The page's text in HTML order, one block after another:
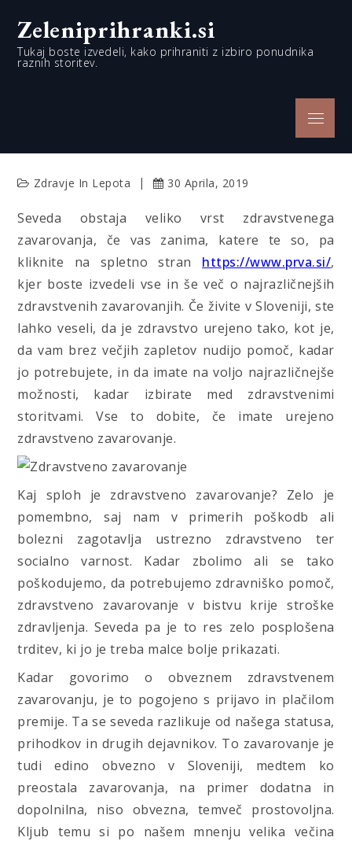
content
Zeleniprihranki.si
Tukaj boste izvedeli, kako prihraniti z izbiro ponudnika
raznih storitev.
Menu
Zdravje In Lepota 30 Aprila, 2019
Seveda obstaja veliko vrst zdravstvenega
zavarovanja, če vas zanima, katere te so, pa
kliknite na spletno stran https://www.prva.si/,
kjer boste izvedeli vse in še več o najrazličnejših
zdravstvenih zavarovanjih. Če živite v Sloveniji, ste
lahko veseli, da je zdravstvo urejeno tako, kot je,
da vam brez večjih zapletov nudijo pomoč, kadar
jo potrebujete, in da imate na voljo najrazličnejše
možnosti, kadar izbirate med zdravstvenimi
storitvami. Vse to dobite, če imate urejeno
zdravstveno zavarovanje.
Kaj sploh je zdravstveno zavarovanje? Zelo je
pomembno, saj nam v primerih poškodb ali
bolezni zagotavlja ustrezno zdravstveno ter
socialno varnost. Kadar zbolimo ali se tako
poškodujemo, da potrebujemo zdravniško pomoč,
zdravstveno zavarovanje v bistvu krije stroške
zdravljenja. Seveda pa je to res zelo posplošena
trditev, ki jo je treba malce bolje prikazati.
Kadar govorimo o obveznem zdravstvenem
zavarovanju, je to pogojeno s prijavo in plačilom
premije. Ta se seveda razlikuje od našega statusa,
prihodkov in drugih dejavnikov. To zavarovanje je
tudi edino obvezno v Sloveniji, medtem ko
preostala zavarovanja, na primer dodatna in
dopolnilna, niso obvezna, temveč prostovoljna.
Kljub temu si po našem mnenju velika večina